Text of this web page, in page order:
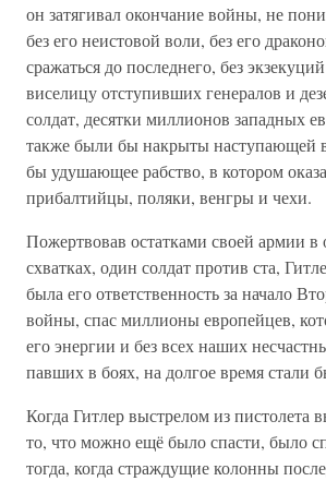
он затягивал окончание войны, не
без его неистовой воли, без его
сражаться до последнего, без
виселицу отступивших генералов и
солдат, десятки миллионов западных
также были бы накрыты наступающей
бы удушающее рабство, в котором
прибалтийцы, поляки, венгры и чехи.
Пожертвовав остатками своей армии в
схватках, один солдат против ста,
была его ответственность за начало
войны, спас миллионы европейцев,
его энергии и без всех наших
павших в боях, на долгое время стали
Когда Гитлер выстрелом из пистолета
то, что можно ещё было спасти, было
тогда, когда страждущие колонны